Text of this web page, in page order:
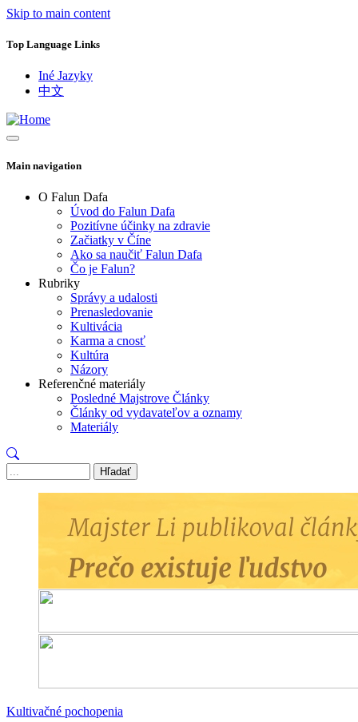
Skip to main content
Top Language Links
Iné Jazyky
中文
Main navigation
O Falun Dafa
Úvod do Falun Dafa
Pozitívne účinky na zdravie
Začiatky v Číne
Ako sa naučiť Falun Dafa
Čo je Falun?
Rubriky
Správy a udalosti
Prenasledovanie
Kultivácia
Karma a cnosť
Kultúra
Názory
Referenčné materiály
Posledné Majstrove Články
Články od vydavateľov a oznamy
Materiály
Hľadať
Kultivačné pochopenia